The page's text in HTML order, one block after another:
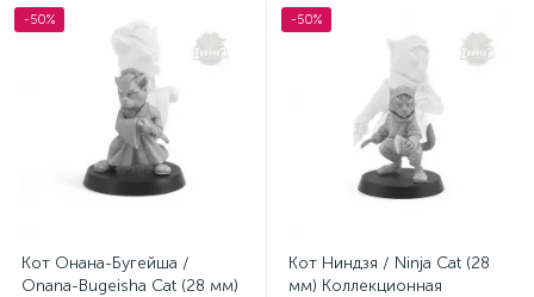
-50%
Кот Онана-Бугейша /
Onana-Bugeisha Cat (28 мм)
-50%
Кот Ниндзя / Ninja Cat (28
мм) Коллекционная